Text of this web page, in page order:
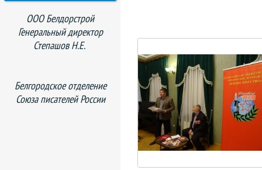
ООО Белдорстрой
Генеральный директор
Степашов Н.Е.
Белгородское отделение
Союза писателей России